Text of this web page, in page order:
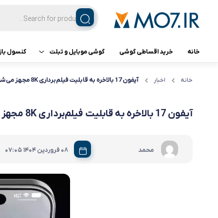
خانه خرید اقساطی گوشی گوشی موبایل و تبلت
تبلت
گوشی شیائومی
گوشی ناتینگ فون
کنسول
کنسول خانه اخبار آیفون 17 بالاخره به قابلیت فیلم‌برداری 8K مجهز می‌شود
آیفون 17 بالاخره به قابلیت فیلم‌برداری 8K مجهز می‌شود
محمد 08 فروردین 1404 |
07:05